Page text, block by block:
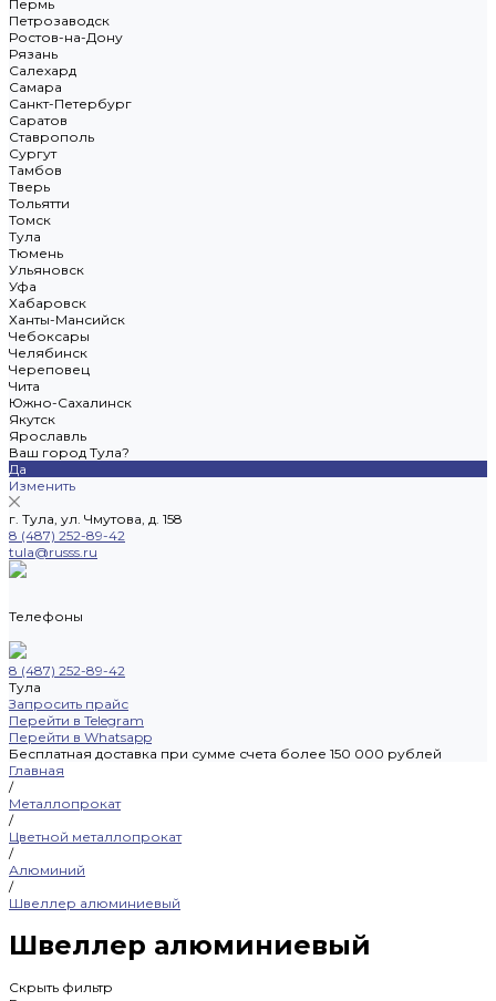
Пермь
Петрозаводск
Ростов-на-Дону
Рязань
Салехард
Самара
Санкт-Петербург
Саратов
Ставрополь
Сургут
Тамбов
Тверь
Тольятти
Томск
Тула
Тюмень
Ульяновск
Уфа
Хабаровск
Ханты-Мансийск
Чебоксары
Челябинск
Череповец
Чита
Южно-Сахалинск
Якутск
Ярославль
Ваш город Тула?
Да
Изменить
г. Тула, ул. Чмутова, д. 158
8 (487) 252-89-42
tula@russs.ru
Телефоны
8 (487) 252-89-42
Тула
Запросить прайс
Перейти в Telegram
Перейти в Whatsapp
Бесплатная доставка при сумме счета более 150 000 рублей
Главная
/
Металлопрокат
/
Цветной металлопрокат
/
Алюминий
/
Швеллер алюминиевый
Швеллер алюминиевый
Скрыть фильтр